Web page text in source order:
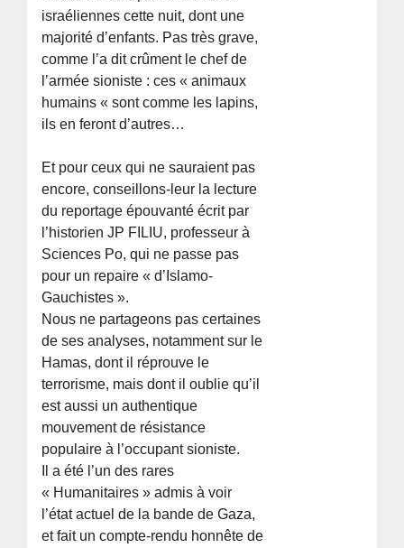
israéliennes cette nuit, dont une
majorité d’enfants. Pas très grave,
comme l’a dit crûment le chef de
l’armée sioniste : ces « animaux
humains « sont comme les lapins,
ils en feront d’autres…
Et pour ceux qui ne sauraient pas
encore, conseillons-leur la lecture
du reportage épouvanté écrit par
l’historien JP FILIU, professeur à
Sciences Po, qui ne passe pas
pour un repaire « d’Islamo-
Gauchistes ».
Nous ne partageons pas certaines
de ses analyses, notamment sur le
Hamas, dont il réprouve le
terrorisme, mais dont il oublie qu’il
est aussi un authentique
mouvement de résistance
populaire à l’occupant sioniste.
Il a été l’un des rares
« Humanitaires » admis à voir
l’état actuel de la bande de Gaza,
et fait un compte-rendu honnête de